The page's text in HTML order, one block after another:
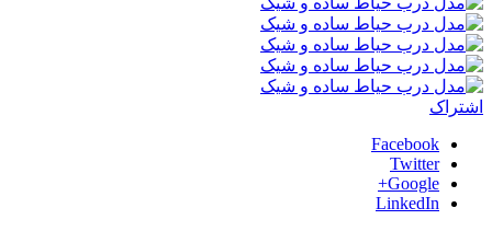
اشتراک
Facebook
Twitter
Google+
LinkedIn